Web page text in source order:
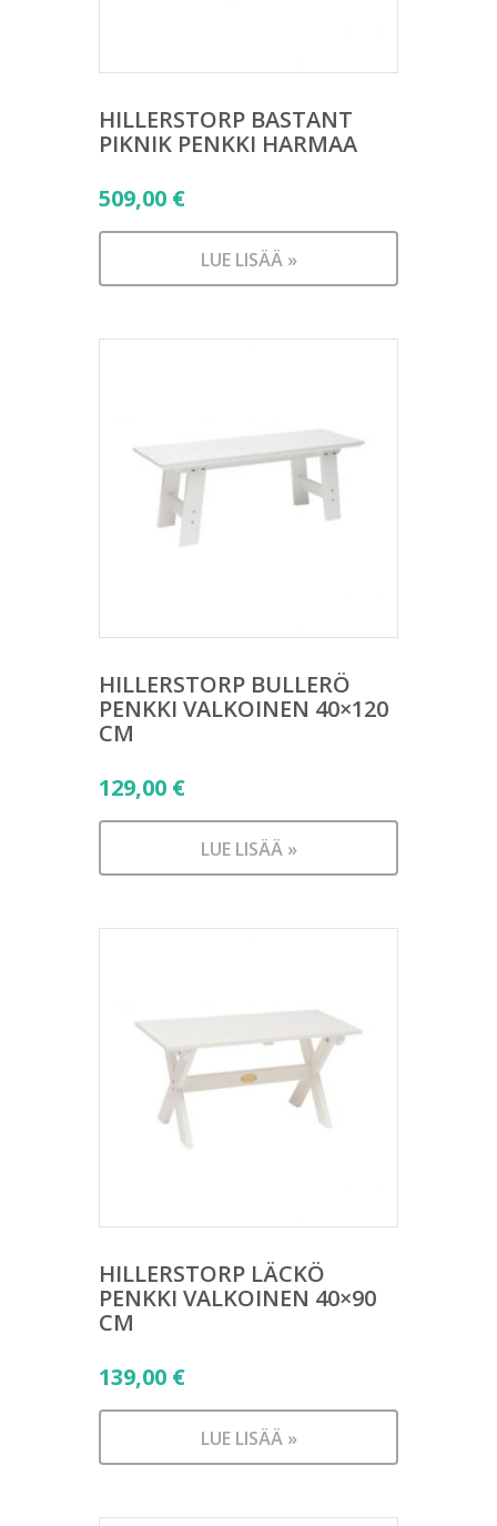
HILLERSTORP BASTANT
PIKNIK PENKKI HARMAA
509,00 €
LUE LISÄÄ »
HILLERSTORP BULLERÖ
PENKKI VALKOINEN 40×120
CM
129,00 €
LUE LISÄÄ »
HILLERSTORP LÄCKÖ
PENKKI VALKOINEN 40×90
CM
139,00 €
LUE LISÄÄ »